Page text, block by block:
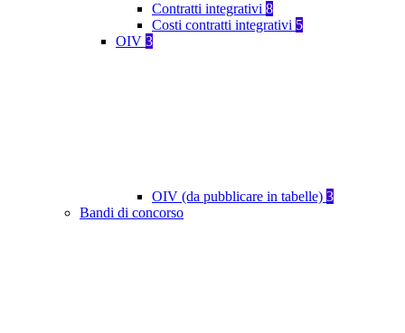
Contratti integrativi 8
Costi contratti integrativi 5
OIV 3
OIV (da pubblicare in tabelle) 3
Bandi di concorso